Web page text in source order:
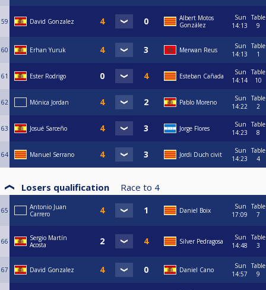
59 David Gonzalez
Albert Motos
González
Sun
14:13
Table
9
60 Erhan Yuruk Merwan Reus
Sun
14:13
Table
1
61 Ester Rodrigo Esteban Cañada
Sun
14:14
Table
10
62 Mónica Jordan Pablo Moreno
Sun
14:22
Table
2
63 Josué Sarceño Jorge Flores
Sun
14:23
Table
8
64 Manuel Serrano Jordi Duch civit
Sun
14:23
Table
4
Losers qualification Race to 4
65
Antonio Juan
Carrero
Daniel Boix
Sun
17:09
Table
7
66
Sergio Martín
Acosta
Silver Pedragosa
Sun
14:48
Table
3
67 David Gonzalez Daniel Cano
Sun
14:57
Table
9